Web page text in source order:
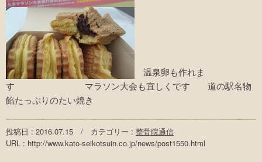
温泉卵も作れま
す マラソン大会も宜しくです 道の駅名物
餡たっぷりのたい焼き
投稿日 : 2016.07.15 / カテゴリー : 整骨院通信
URL : http://www.kato-seikotsuin.co.jp/news/post1550.html